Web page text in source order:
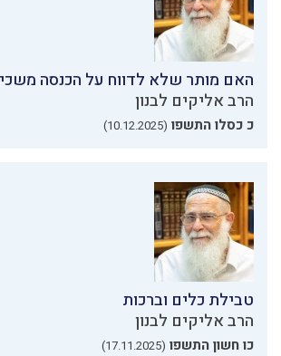
האם מותר שלא לדווח על הכנסה
הרב אליקים לבנון
כ כסלו התשפו (10.12.2025)
טבילת כלים וברכות
הרב אליקים לבנון
כו חשון התשפו (17.11.2025)